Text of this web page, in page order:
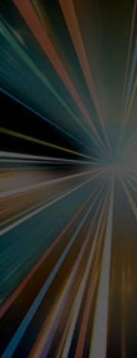
栃木SC
情報
鹿島